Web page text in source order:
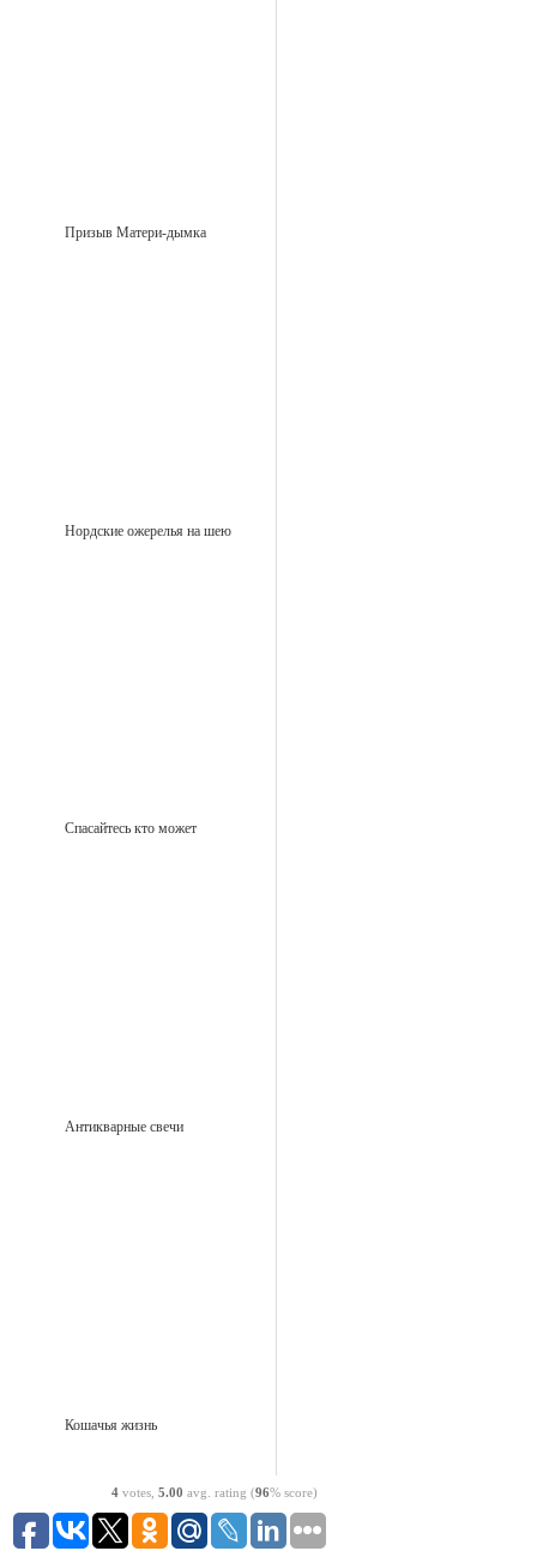
Призыв Матери-дымка
Нордские ожерелья на шею
Спасайтесь кто может
Антикварные свечи
Кошачья жизнь
4 votes, 5.00 avg. rating (96% score)